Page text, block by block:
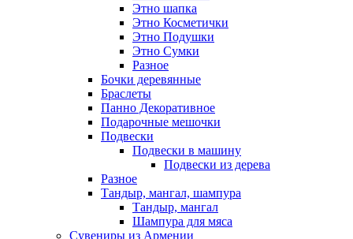
Этно шапка
Этно Косметички
Этно Подушки
Этно Сумки
Разное
Бочки деревянные
Браслеты
Панно Декоративное
Подарочные мешочки
Подвески
Подвески в машину
Подвески из дерева
Разное
Тандыр, мангал, шампура
Тандыр, мангал
Шампура для мяса
Сувениры из Армении